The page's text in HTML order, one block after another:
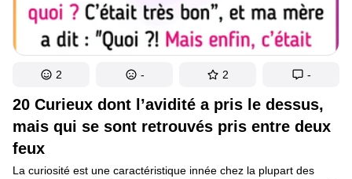
qu’elles fondent...Oh-oh, regarde cet arbre ! On dirait qu’il
cherche désespérément de l’aide ! Qui sait ce qui le dérange
autant... En réalité, l’arbre a grandi autour de ce panneau.
Et maintenant, seul le mot “aide” est encore visible.
20 Curieux dont l’avidité a pris le dessus,
mais qui se sont retrouvés pris entre deux
feux
La curiosité est une caractéristique innée chez la plupart des
2 - 2 -